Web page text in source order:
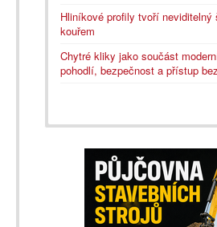
Hliníkové profily tvoří
kouřem
Chytré kliky jako součást
pohodlí, bezpečnost a přístup